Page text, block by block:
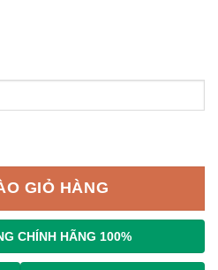
GIỎ HÀNG
CHÍNH HÃNG 100%